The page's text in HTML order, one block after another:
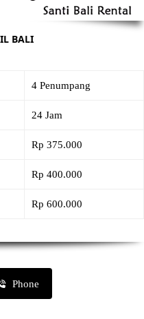
BALI
4 Penumpang
24 Jam
Rp 375.000
Rp 400.000
Rp 600.000
Phone